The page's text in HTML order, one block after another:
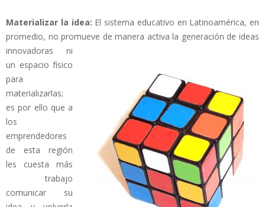
Materializar la idea: El sistema educativo en Latinoamérica, en
promedio, no promueve de manera activa la generación de ideas
innovadoras ni
un espacio físico
para
materializarlas;
es por ello que a
los
emprendedores
de esta región
les cuesta más
trabajo
comunicar su